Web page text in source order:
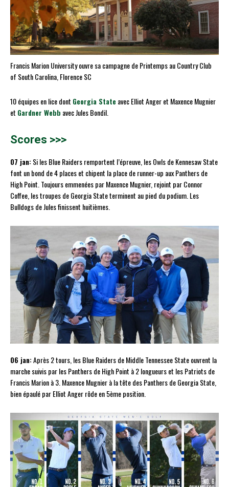
Francis Marion University ouvre sa campagne de Printemps au Country Club
of South Carolina, Florence SC
10 équipes en lice dont Georgia Stateavec Elliot Anger et Maxence Mugnier
et Gardner Webb avec Jules Bondil.
Scores >>>
07 jan:Si les Blue Raiders remportent l’épreuve, les Owls de Kennesaw State
font un bond de 4 places et chipent la place de runner-up aux Panthers de
High Point. Toujours emmenées par Maxence Mugnier, rejoint par Connor
Coffee, les troupes de Georgia State terminent au pied du podium. Les
Bulldogs de Jules finissent huitièmes.
06 jan:Après 2 tours, les Blue Raiders de Middle Tennessee State ouvrent la
marche suivis par les Panthers de High Point à 2 longueurs et les Patriots de
Francis Marion à 3. Maxence Mugnier à la tête des Panthers de Georgia State,
bien épaulé par Elliot Anger rôde en 5ème position.